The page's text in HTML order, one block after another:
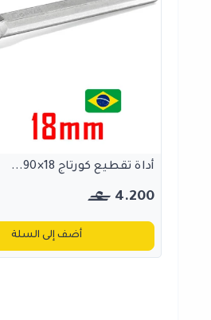
أداة تقطيع كورتاج 18×90...
4.200
أضف إلى السلة